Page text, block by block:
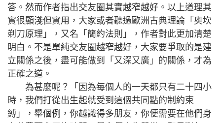
答。然而作者指出交友圈其實越窄越好。以上道理其
實很顯淺但實用，大家或者聽過歐洲古典理論「奥坎
剃刀原理」，又名「簡約法則」，作者對此更加清楚
明白。不是單純交友圈越窄越好，大家要爭取的是建
立關係之後，盡可能做到「又深又廣」的關係，才為
正確之道。
為甚麼呢？「因為每個人的一天都只有二十四小
時，我們打從出生起就受到這個共同點的制約束
縛」，舉個例，你越識得多朋友，你便需要在他們身